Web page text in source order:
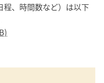
程、時間数など）は以下